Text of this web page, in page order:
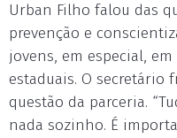
Urban Filho falou das
prevenção e
jovens, em especial,
estaduais. O secretário
questão da parceria.
nada sozinho. É